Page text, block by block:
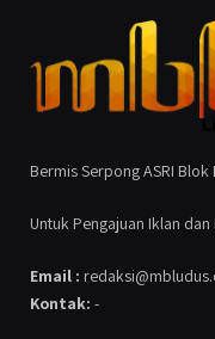
Bermis Serpong ASRI
Untuk Pengajuan Iklan
Email :
Kontak: -